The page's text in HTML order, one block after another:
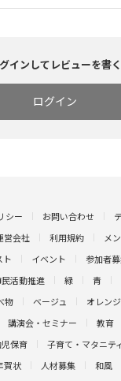
インしてレビューを書く
ログイン
シー お問い合わせ
営会社 利用規約 メ
ト イベント 参加者
民活動推進 緑 青
物 ベージュ オレンジ
講演会・セミナー 教育
児保育 子育て・マタニテ
賀状 人材募集 和風